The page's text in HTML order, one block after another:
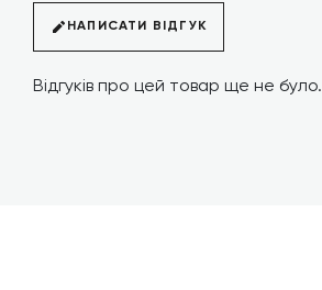
НАПИСАТИ ВІДГУК
Відгуків про цей товар ще не було.